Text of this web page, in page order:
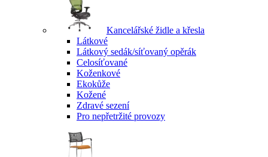
Kancelářské židle a křesla
Látkové
Látkový sedák/síťovaný opěrák
Celosíťované
Koženkové
Ekokůže
Kožené
Zdravé sezení
Pro nepřetržité provozy